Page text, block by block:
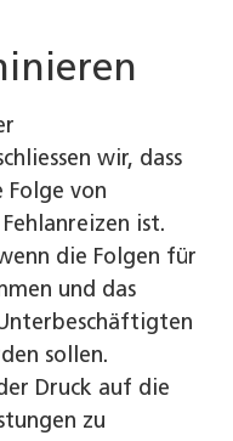
wir, dass
von
ist.
die Folgen für
und das
sollen.
Druck auf die
zu